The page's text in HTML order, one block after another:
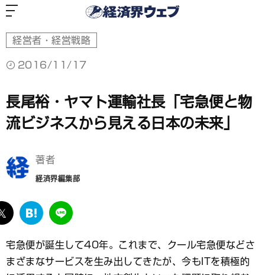
経営者・経営戦略
2016/11/17
長尾裕・ヤマト運輸社長「宅急便と物
流ビジネスから見える日本の未来」
著者
経済界編集部
twitter
は
な
ブ
ッ
LINE
宅急便が誕生して40年。これまで、クール宅急便などさ
まざまなサービスを生み出してきたが、今もITを積極的